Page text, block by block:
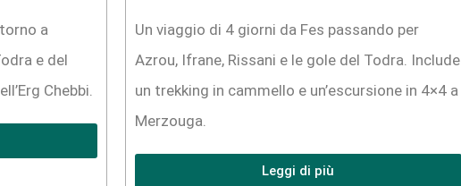
a
e del
Chebbi.
Un viaggio di 4 giorni da Fes passando per
Azrou, Ifrane, Rissani e le gole del Todra. Include
un trekking in cammello e un’escursione in 4×4 a
Merzouga.
Leggi di più